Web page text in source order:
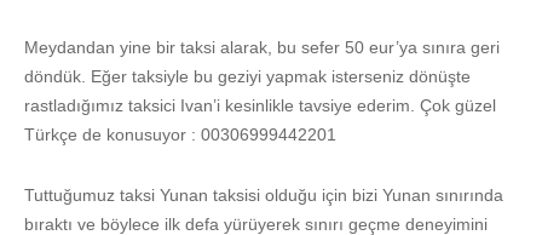
Meydandan yine bir taksi alarak, bu sefer 50 eur’ya sınıra geri
döndük. Eğer taksiyle bu geziyi yapmak isterseniz dönüşte
rastladığımız taksici Ivan’i kesinlikle tavsiye ederim. Çok güzel
Türkçe de konusuyor : 00306999442201
Tuttuğumuz taksi Yunan taksisi olduğu için bizi Yunan sınırında
bıraktı ve böylece ilk defa yürüyerek sınırı geçme deneyimini